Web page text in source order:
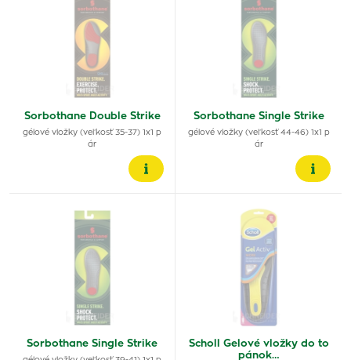
Sorbothane Double Strike
gélové vložky (veľkosť 35-37) 1x1 p
ár
Sorbothane Single Strike
gélové vložky (veľkosť 44-46) 1x1 p
ár
Sorbothane Single Strike
Scholl Gelové vložky do to
pánok…